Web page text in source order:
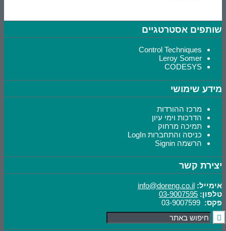
שותפים אסטרטגיים
Control Techniques
Leroy Somer
CODESYS
מידע שימושי
מרכז ההורדות
הדרכות וימי עיון
תמיכה מרחוק
כניסה והתחברות LogIn
הרשמה Signin
יצירת קשר
אימייל: info@doreng.co.il
טלפון: 03-9007595
פקס: